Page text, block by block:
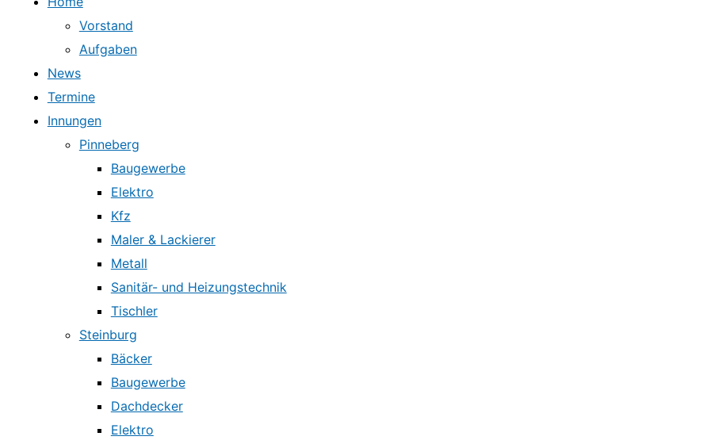
Vorstand
Aufgaben
News
Termine
Innungen
Pinneberg
Baugewerbe
Elektro
Kfz
Maler & Lackierer
Metall
Sanitär- und Heizungstechnik
Tischler
Steinburg
Bäcker
Baugewerbe
Dachdecker
Elektro